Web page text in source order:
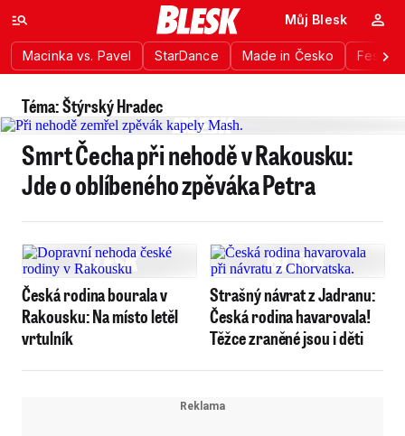
Macinka vs. Pavel StarDance Made in Česko
Můj Blesk
Téma: Štýrský Hradec
Smrt Čecha při nehodě v Rakousku:
Jde o oblíbeného zpěváka Petra
Česká rodina bourala v
Rakousku: Na místo letěl
vrtulník
Strašný návrat z Jadranu:
Česká rodina havarovala!
Těžce zraněné jsou i děti